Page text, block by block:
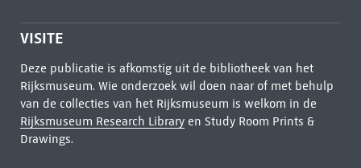
VISITE
Deze publicatie is afkomstig uit de bibliotheek van het
Rijksmuseum. Wie onderzoek wil doen naar of met behulp
van de collecties van het Rijksmuseum is welkom in de
Rijksmuseum Research Libraryen Study Room Prints &
Drawings.